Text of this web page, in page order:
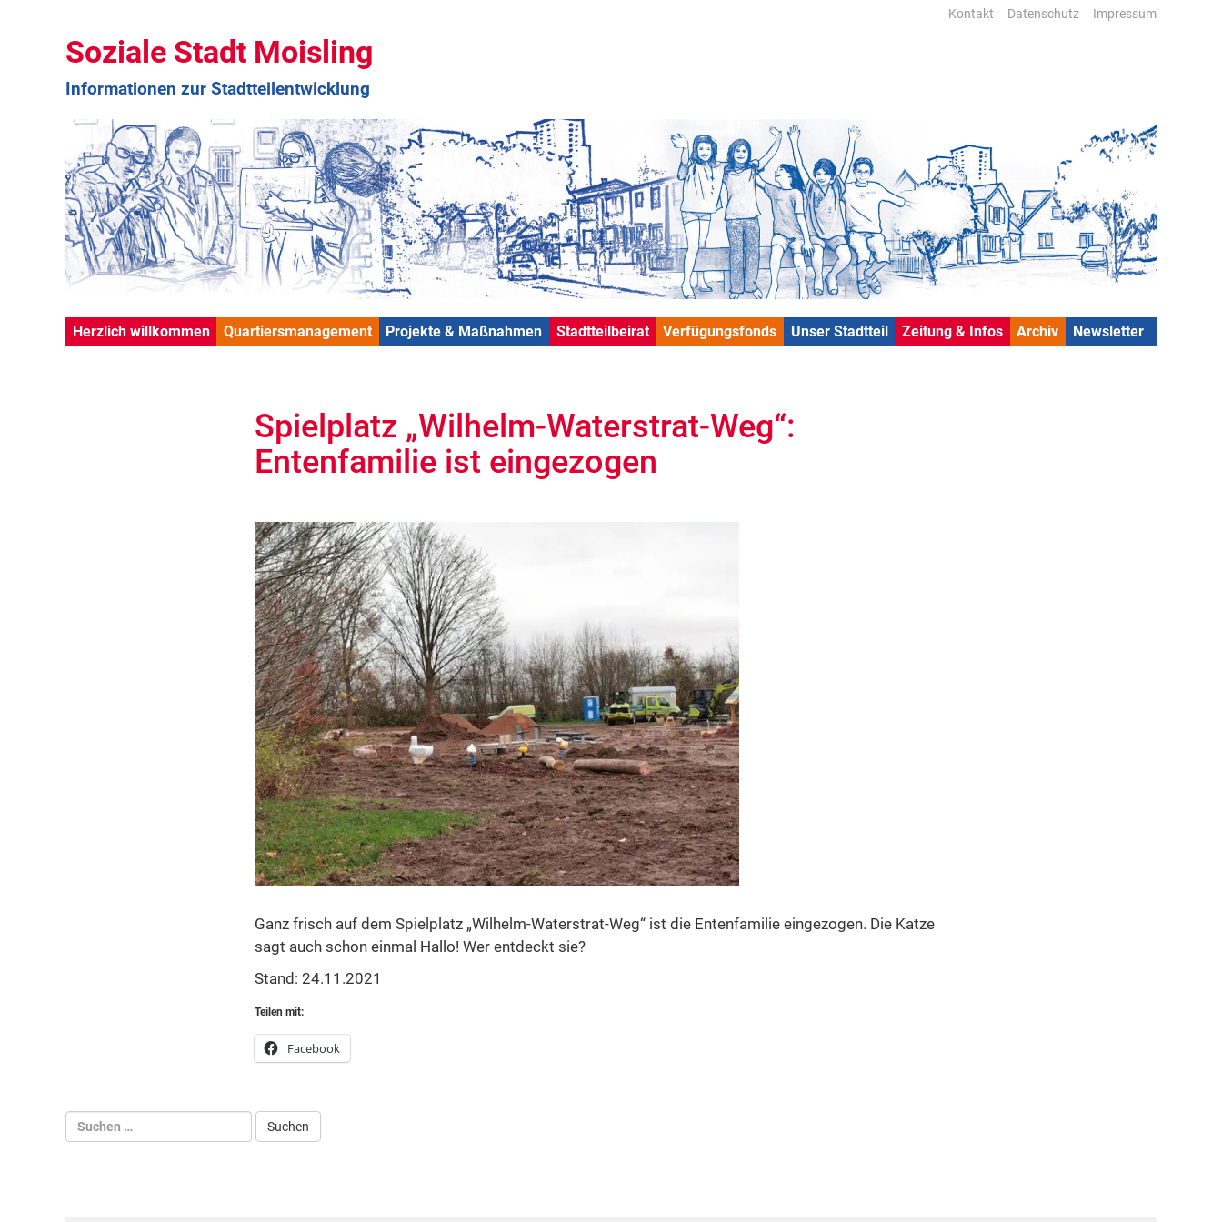
Kontakt Datenschutz Impressum
Soziale Stadt Moisling
Informationen zur Stadtteilentwicklung
Herzlich willkommen Quartiersmanagement Projekte & Maßnahmen Stadtteilbeirat Verfügungsfonds Unser Stadtteil Zeitung & Infos Archiv Newsletter
Spielplatz „Wilhelm-Waterstrat-Weg“:
Entenfamilie ist eingezogen
Ganz frisch auf dem Spielplatz „Wilhelm-Waterstrat-Weg“ ist die Entenfamilie eingezogen. Die Katze
sagt auch schon einmal Hallo! Wer entdeckt sie?
Stand: 24.11.2021
Teilen mit:
Facebook